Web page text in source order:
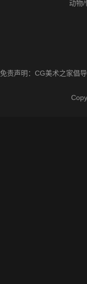
动物/
免责声明： CG美术之家倡